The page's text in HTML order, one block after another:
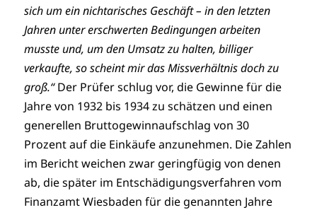
sich um ein nichtarisches Geschäft – in den letzten
Jahren unter erschwerten Bedingungen arbeiten
musste und, um den Umsatz zu halten, billiger
verkaufte, so scheint mir das Missverhältnis doch zu
groß.“Der Prüfer schlug vor, die Gewinne für die
Jahre von 1932 bis 1934 zu schätzen und einen
generellen Bruttogewinnaufschlag von 30
Prozent auf die Einkäufe anzunehmen. Die Zahlen
im Bericht weichen zwar geringfügig von denen
ab, die später im Entschädigungsverfahren vom
Finanzamt Wiesbaden für die genannten Jahre